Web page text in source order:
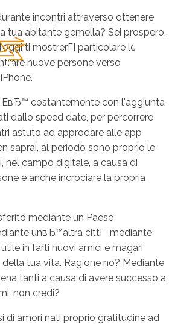
incontri attraverso ottenere
tua abitante gemella? Sei prospero,
ti mostrerГІ particolare le
nuove persone verso
costantemente con l'aggiunta
dallo speed date, per percorrere
astuto ad approdare alle app
saprai, al periodo sono proprio le
nel campo digitale, a causa di
e anche incrociare la propria
mediante un Paese
unвЂ™altra cittГ mediante
in farti nuovi amici e magari
tua vita. Ragione no? Mediante
tanti a causa di avere successo a
non credi?
di amori nati proprio gratitudine ad